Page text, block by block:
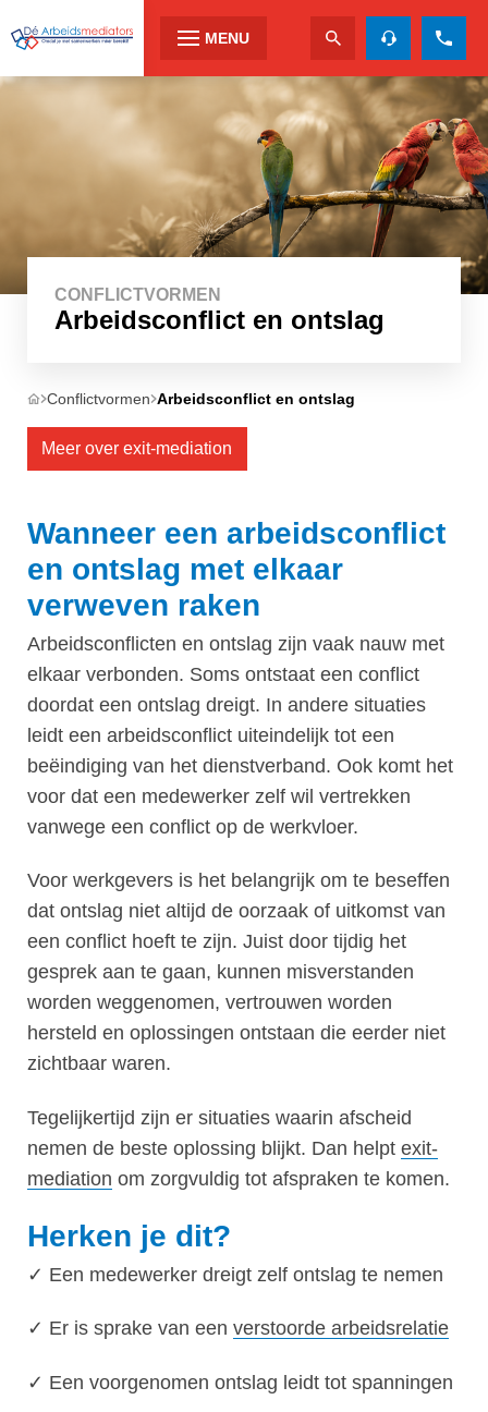
MENU
CONFLICTVORMEN
Arbeidsconflict en ontslag
Conflictvormen Arbeidsconflict en ontslag
Meer over exit-mediation
Wanneer een arbeidsconflict
en ontslag met elkaar
verweven raken
Arbeidsconflicten en ontslag zijn vaak nauw met
elkaar verbonden. Soms ontstaat een conflict
doordat een ontslag dreigt. In andere situaties
leidt een arbeidsconflict uiteindelijk tot een
beëindiging van het dienstverband. Ook komt het
voor dat een medewerker zelf wil vertrekken
vanwege een conflict op de werkvloer.
Voor werkgevers is het belangrijk om te beseffen
dat ontslag niet altijd de oorzaak of uitkomst van
een conflict hoeft te zijn. Juist door tijdig het
gesprek aan te gaan, kunnen misverstanden
worden weggenomen, vertrouwen worden
hersteld en oplossingen ontstaan die eerder niet
zichtbaar waren.
Tegelijkertijd zijn er situaties waarin afscheid
nemen de beste oplossing blijkt. Dan helpt exit-
mediation om zorgvuldig tot afspraken te komen.
Herken je dit?
✓ Een medewerker dreigt zelf ontslag te nemen
✓ Er is sprake van een verstoorde arbeidsrelatie
✓ Een voorgenomen ontslag leidt tot spanningen